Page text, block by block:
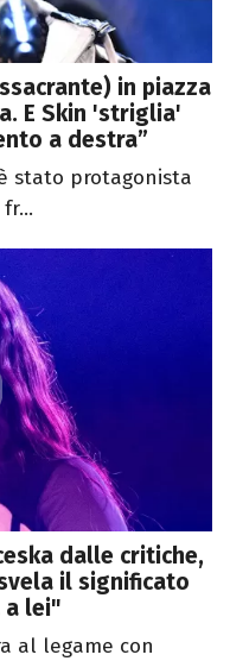
in piazza
E Skin 'striglia'
a destra”
stato protagonista
dalle critiche,
il significato
a lei"
al legame con